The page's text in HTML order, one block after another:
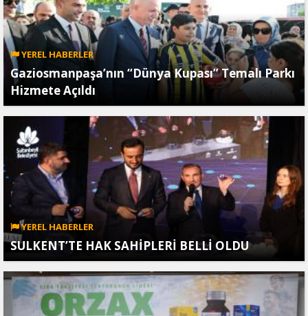
YEREL HABERLER
Gaziosmanpaşa’nın “Dünya Kupası” Temalı Parkı
Hizmete Açıldı
YEREL HABERLER
SULKENT’TE HAK SAHİPLERİ BELLİ OLDU